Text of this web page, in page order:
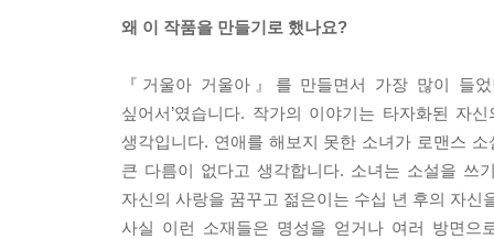
왜 이 작품을 만들기로 했나요?
『거울아 거울아』를 만들면서 가장 많이 들
싶어서’였습니다. 작가의 이야기는 타자화된 자
생각입니다. 연애를 해보지 못한 소녀가 로맨스
큰 다름이 없다고 생각합니다. 소녀는 소설을 쓰
자신의 사랑을 꿈꾸고 젊은이는 수십 년 후의 자
사실 이런 소재들은 명성을 얻거나 여러 방면으